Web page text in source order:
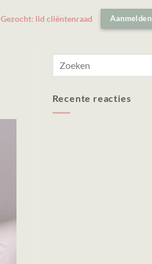
Gezocht: lid cliëntenraad Aanmelden
Recente reacties